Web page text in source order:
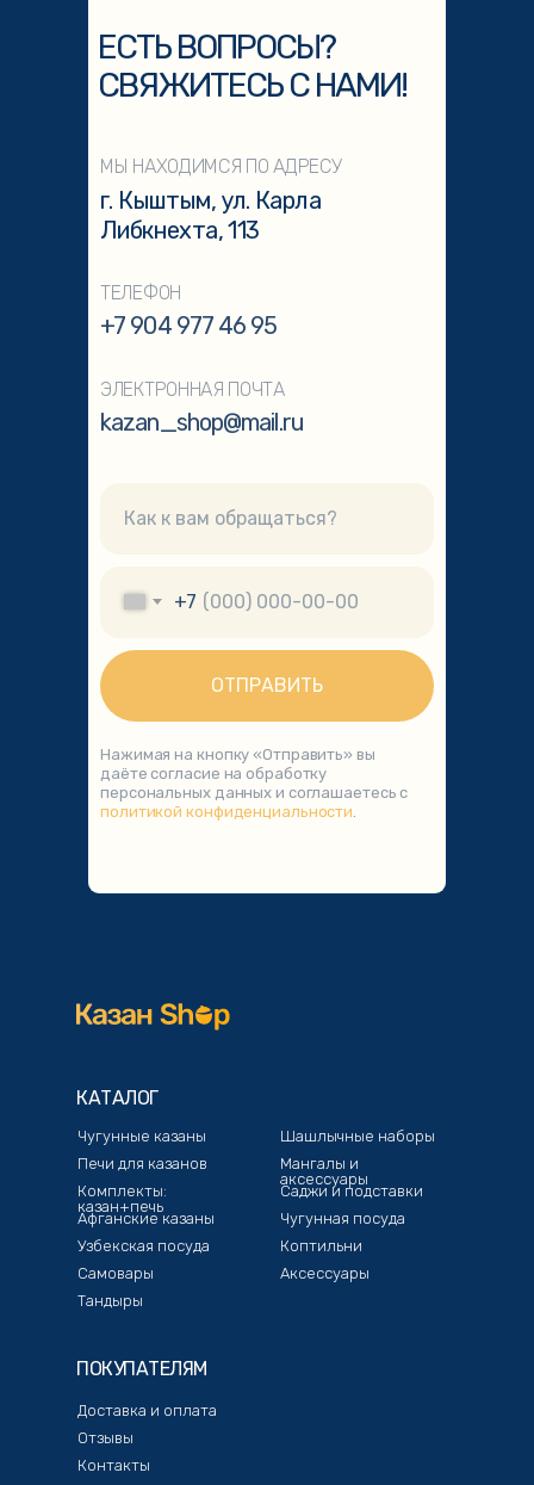
+7
ОТПРАВИТЬ
Нажимая на кнопку «Отправить» вы
даёте согласие на обработку
персональных данных и соглашаетесь с
политикой конфиденциальности
г. Кыштым, ул. Карла
Либкнехта, 113
ЭЛЕКТРОННАЯ ПОЧТА
МЫ НАХОДИМСЯ ПО АДРЕСУ
ТЕЛЕФОН
+7 904 977 46 95
kazan_shop@mail.ru
ЕСТЬ ВОПРОСЫ?
СВЯЖИТЕСЬ С НАМИ!
КАТАЛОГ
ПОКУПАТЕЛЯМ
Чугунные казаны
Печи для казанов
Комплекты:
казан+печь
Афганские казаны
Узбекская посуда
Шашлычные наборы
Мангалы и
аксессуары
Доставка и оплата
Отзывы
Контакты
Саджи и подставки
Аксессуары
Самовары
Коптильни
Чугунная посуда
Тандыры